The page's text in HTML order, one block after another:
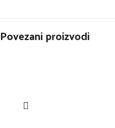
Povezani proizvodi